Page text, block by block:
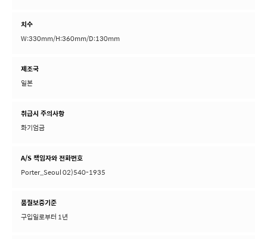
치수
W:330mm/H:360mm/D:130mm
제조국
일본
취급시 주의사항
화기엄금
A/S 책임자와 전화번호
Porter_Seoul 02)540-1935
품질보증기준
구입일로부터 1년